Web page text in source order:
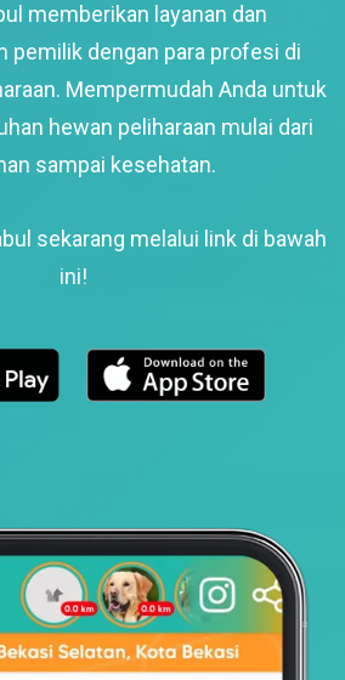
memberikan layanan dan
pemilik dengan para profesi di
Mempermudah Anda untuk
hewan peliharaan mulai dari
sampai kesehatan.
sekarang melalui link di bawah
ini!